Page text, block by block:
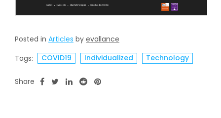
Posted in Articles by evallance
Tags:
COVID19 Individualized Technology
Share